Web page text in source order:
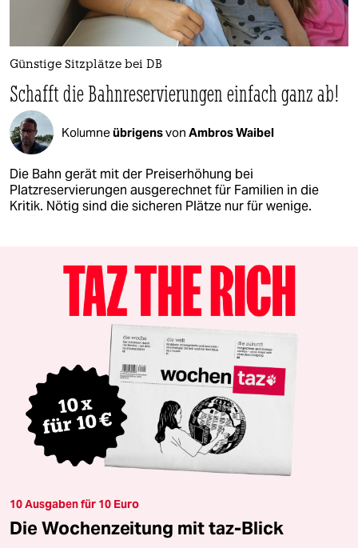
Günstige Sitzplätze bei DB
Schafft die Bahn­reservierungen einfach ganz ab!
Kolumneübrigensvon Ambros Waibel
Die Bahn gerät mit der Preiserhöhung bei
Platzreservierungen ausgerechnet für Familien in die
Kritik. Nötig sind die sicheren Plätze nur für wenige.
10 Ausgaben für 10 Euro
Die Wochenzeitung mit taz-Blick